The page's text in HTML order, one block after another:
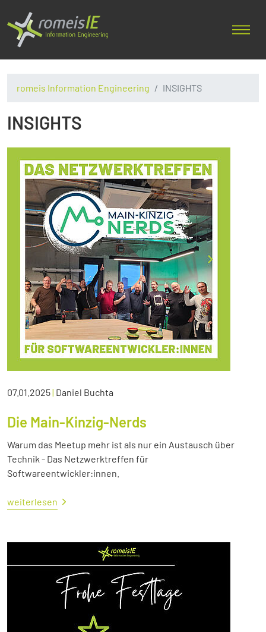
romeis Information Engineering INSIGHTS
INSIGHTS
07.01.2025| Daniel Buchta
Die Main-Kinzig-Nerds
Warum das Meetup mehr ist als nur ein Austausch über
Technik - Das Netzwerktreffen für
Softwareentwickler:innen.
weiterlesen